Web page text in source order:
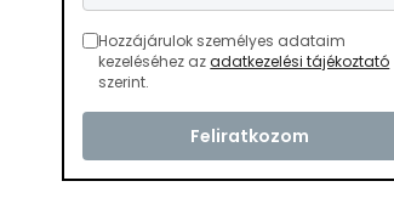
Hozzájárulok személyes adataim
kezeléséhez azadatkezelési tájékoztató
szerint.